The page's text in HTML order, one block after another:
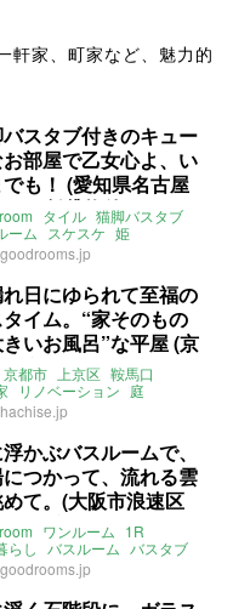
軒家、町家など、魅力的
スタブ付きのキュー
お部屋で乙女心よ、い
も！ (愛知県名古屋
の賃貸物件)
タイル 猫脚バスタブ
ーム
スケスケ 姫
ー：葱山紫蘇子
日にゆられて至福の
イム。“家そのもの
いお風呂”な平屋 (京
京区41㎡の売買物
京都市 上京区 鞍馬口
リノベーション 庭
ーム 外気浴
売買
かぶバスルームで、
つかって、流れる雲
て。(大阪市浪速区
の賃貸物件)
ワンルーム 1R
らし
バスルーム バスタブ
角部屋 2面採光
大阪 浪速区
御堂筋線 大国町駅